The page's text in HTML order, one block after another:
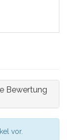
Bewertung
vor.